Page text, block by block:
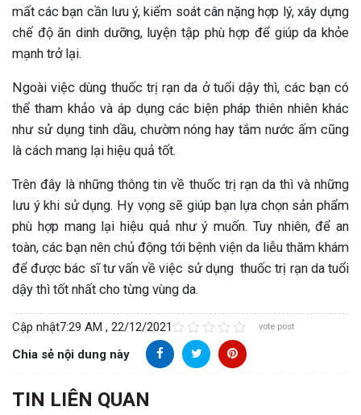
mất các bạn cần lưu ý, kiểm soát cân nặng hợp lý, xây dựng
chế độ ăn dinh dưỡng, luyện tập phù hợp để giúp da khỏe
mạnh trở lại.
Ngoài việc dùng thuốc trị rạn da ở tuổi dậy thì, các bạn có
thể tham khảo và áp dụng các biện pháp thiên nhiên khác
như sử dụng tinh dầu, chườm nóng hay tắm nước ấm cũng
là cách mang lại hiệu quả tốt.
Trên đây là những thông tin về thuốc trị rạn da thì và những
lưu ý khi sử dụng. Hy vọng sẽ giúp bạn lựa chọn sản phẩm
phù hợp mang lại hiệu quả như ý muốn. Tuy nhiên, để an
toàn, các bạn nên chủ động tới bệnh viện da liễu thăm khám
để được bác sĩ tư vấn về việc sử dụng thuốc trị rạn da tuổi
dậy thì tốt nhất cho từng vùng da.
Cập nhật7:29 AM , 22/12/2021 vote post
Chia sẻ nội dung này
TIN LIÊN QUAN